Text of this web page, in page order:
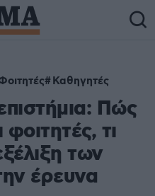
Καθηγητές
Πώς
τι
των
έρευνα